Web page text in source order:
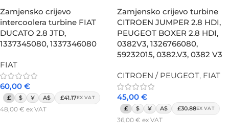
Zamjensko crijevo
intercoolera turbine FIAT
DUCATO 2.8 JTD,
1337345080, 1337346080
FIAT
60,00 €
£ $ ¥ A$ £41.17EX VAT
48,00 € ex VAT
Zamjensko crijevo turbine
CITROEN JUMPER 2.8 HDI,
PEUGEOT BOXER 2.8 HDI,
0382V3, 1326766080,
59232015, 0382.V3, 0382 V3
CITROEN / PEUGEOT, FIAT
45,00 €
£ $ ¥ A$ £30.88EX VAT
36,00 € ex VAT